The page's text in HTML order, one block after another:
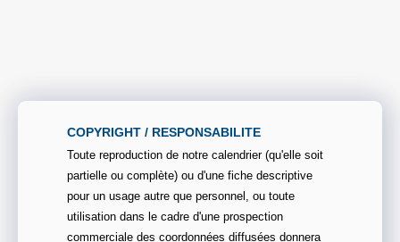
COPYRIGHT / RESPONSABILITE
Toute reproduction de notre calendrier (qu'elle soit
partielle ou complète) ou d'une fiche descriptive
pour un usage autre que personnel, ou toute
utilisation dans le cadre d'une prospection
commerciale des coordonnées diffusées donnera